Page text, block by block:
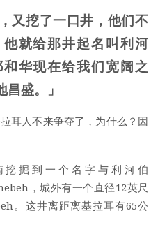
又挖了一口井，他们不
就给那井起名叫利河
华现在给我们宽阔之
盛。」
耳人不来争夺了，为什么？因
掘到一个名字与利河伯
，城外有一个直径12英尺
。这井离距离基拉耳有65公